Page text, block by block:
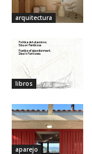
arquitectura
libros
aparejo